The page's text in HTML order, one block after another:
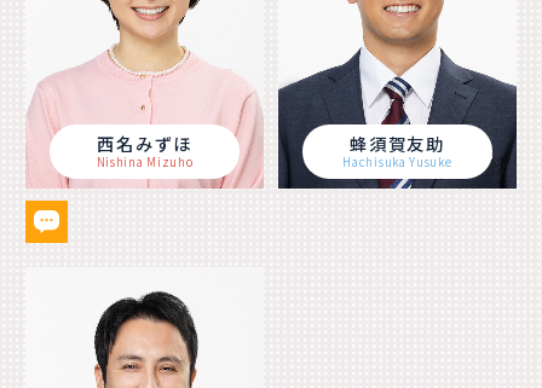
西名みずほ
Nishina Mizuho
蜂須賀友助
Hachisuka Yusuke